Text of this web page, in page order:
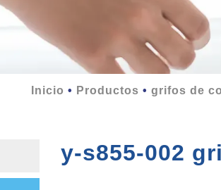
Inicio Productos grifos de
y-s855-002